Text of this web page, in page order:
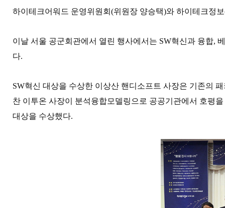
하이테크어워드 운영위원회(위원장 양승택)와 하이테크정
이날 서울 공군회관에서 열린 행사에서는 SW혁신과 융합,
다.
SW혁신 대상을 수상한 이상산 핸디소프트 사장은 기존의
찬 이투온 사장이 분석융합모델링으로 공공기관에서 호평
대상을 수상했다.